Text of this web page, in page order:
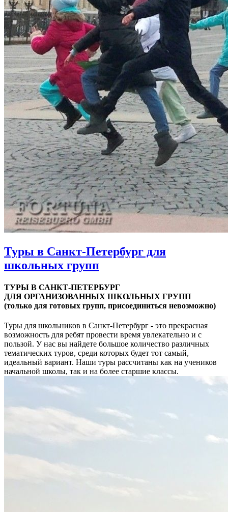
Туры в Санкт-Петербург для
школьных групп
ТУРЫ В САНКТ-ПЕТЕРБУРГ
ДЛЯ ОРГАНИЗОВАННЫХ ШКОЛЬНЫХ ГРУПП
(только для готовых групп, присоединиться невозможно)
Туры для школьников в Санкт-Петербург - это прекрасная
возможность для ребят провести время увлекательно и с
пользой. У нас вы найдете большое количество различных
тематических туров, среди которых будет тот самый,
идеальный вариант. Наши туры рассчитаны как на учеников
начальной школы, так и на более старшие классы.